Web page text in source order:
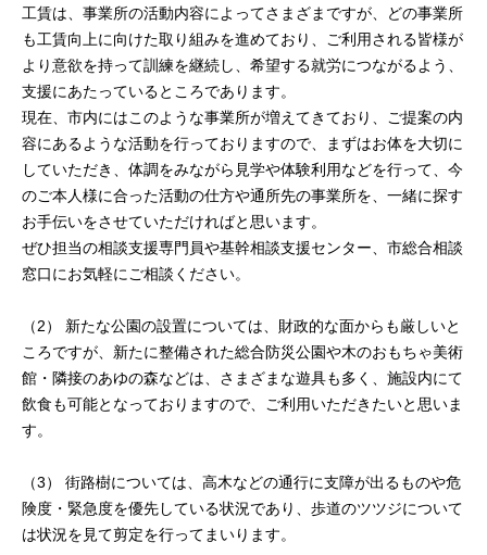
工賃は、事業所の活動内容によってさまざまですが、どの事業所
も工賃向上に向けた取り組みを進めており、ご利用される皆様が
より意欲を持って訓練を継続し、希望する就労につながるよう、
支援にあたっているところであります。
現在、市内にはこのような事業所が増えてきており、ご提案の内
容にあるような活動を行っておりますので、まずはお体を大切に
していただき、体調をみながら見学や体験利用などを行って、今
のご本人様に合った活動の仕方や通所先の事業所を、一緒に探す
お手伝いをさせていただければと思います。
ぜひ担当の相談支援専門員や基幹相談支援センター、市総合相談
窓口にお気軽にご相談ください。
（2） 新たな公園の設置については、財政的な面からも厳しいと
ころですが、新たに整備された総合防災公園や木のおもちゃ美術
館・隣接のあゆの森などは、さまざまな遊具も多く、施設内にて
飲食も可能となっておりますので、ご利用いただきたいと思いま
す。
（3） 街路樹については、高木などの通行に支障が出るものや危
険度・緊急度を優先している状況であり、歩道のツツジについて
は状況を見て剪定を行ってまいります。